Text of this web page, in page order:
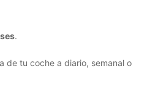
.
de tu coche a diario, semanal o